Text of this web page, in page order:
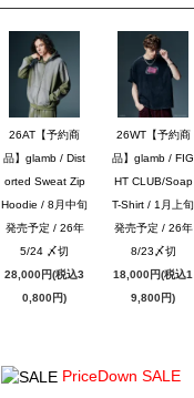
26AT【予約商
品】glamb / Dist
orted Sweat Zip
Hoodie / 8月中旬
発売予定 / 26年
5/24 〆切
28,000円(税込3
0,800円)
26WT【予約商
品】glamb / FIG
HT CLUB/Soap
T-Shirt / 1月上旬
発売予定 / 26年
8/23〆切
18,000円(税込1
9,800円)
PriceDown SALE